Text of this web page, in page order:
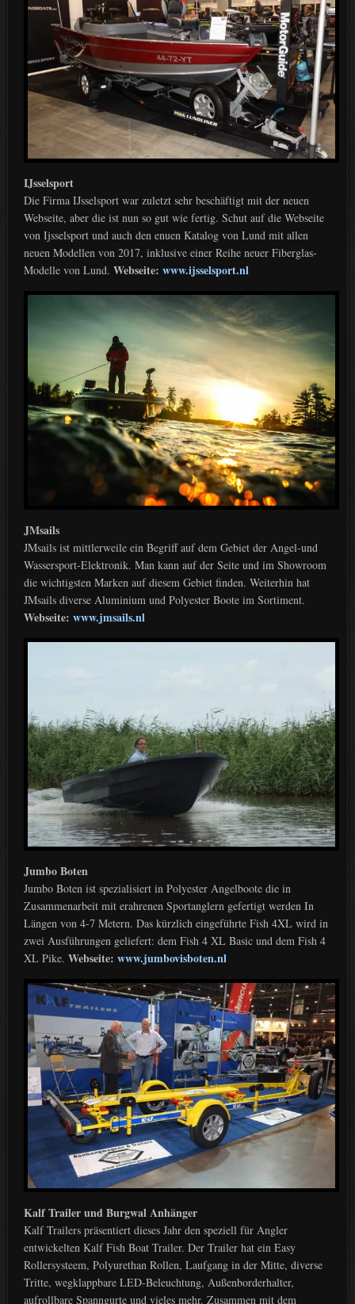
IJsselsport
Die Firma IJsselsport war zuletzt sehr beschäftigt mit der neuen
Webseite, aber die ist nun so gut wie fertig. Schut auf die Webseite
von Ijsselsport und auch den enuen Katalog von Lund mit allen
neuen Modellen von 2017, inklusive einer Reihe neuer Fiberglas-
Modelle von Lund. Webseite: www.ijsselsport.nl
JMsails
JMsails ist mittlerweile ein Begriff auf dem Gebiet der Angel-und
Wassersport-Elektronik. Man kann auf der Seite und im Showroom
die wichtigsten Marken auf diesem Gebiet finden. Weiterhin hat
JMsails diverse Aluminium und Polyester Boote im Sortiment.
Webseite: www.jmsails.nl
Jumbo Boten
Jumbo Boten ist spezialisiert in Polyester Angelboote die in
Zusammenarbeit mit erahrenen Sportanglern gefertigt werden In
Längen von 4-7 Metern. Das kürzlich eingeführte Fish 4XL wird in
zwei Ausführungen geliefert: dem Fish 4 XL Basic und dem Fish 4
XL Pike. Webseite: www.jumbovisboten.nl
Kalf Trailer und Burgwal Anhänger
Kalf Trailers präsentiert dieses Jahr den speziell für Angler
entwickelten Kalf Fish Boat Trailer. Der Trailer hat ein Easy
Rollersysteem, Polyurethan Rollen, Laufgang in der Mitte, diverse
Tritte, wegklappbare LED-Beleuchtung, Außenborderhalter,
aufrollbare Spanngurte und vieles mehr. Zusammen mit dem